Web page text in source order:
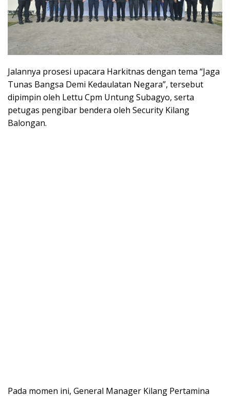
Jalannya prosesi upacara Harkitnas dengan tema “Jaga
Tunas Bangsa Demi Kedaulatan Negara”, tersebut
dipimpin oleh Lettu Cpm Untung Subagyo, serta
petugas pengibar bendera oleh Security Kilang
Balongan.
Pada momen ini, General Manager Kilang Pertamina